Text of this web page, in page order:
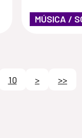
MÚSICA /
10 > >>